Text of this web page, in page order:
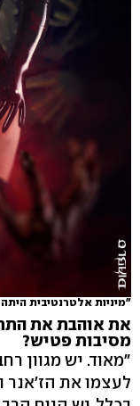
"מיניות אלטרנטיבית
את אוהבת את
מסיבות פטיש?
"מאוד. יש מגוון
לעצמו את הז'אנר